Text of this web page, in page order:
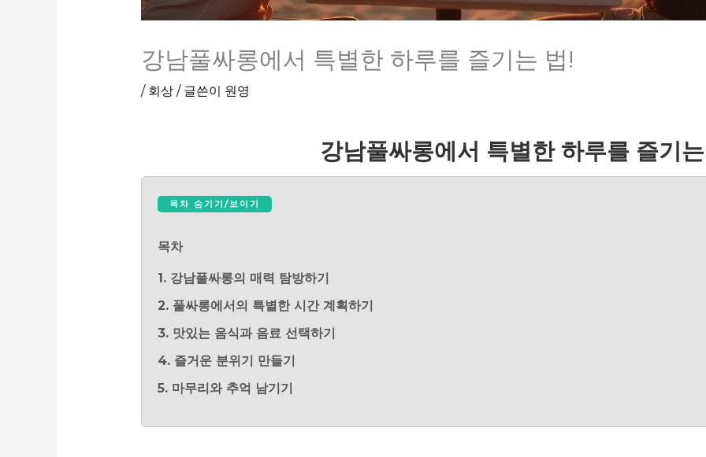
강남풀싸롱에서 특별한 하루를 즐기는 법!
/ 회상/ 글쓴이 원영
강남풀싸롱에서 특별한 하루를 즐기
목차 숨기기/보이기
목차
1. 강남풀싸롱의 매력 탐방하기
2. 풀싸롱에서의 특별한 시간 계획하기
3. 맛있는 음식과 음료 선택하기
4. 즐거운 분위기 만들기
5. 마무리와 추억 남기기